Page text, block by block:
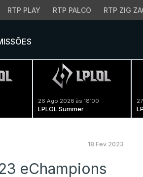
RTP PLAY RTP PALCO RTP ZIG
26 Ago 2026 às 18:00
LPLOL Summer
18 Fev 2023
eChampions